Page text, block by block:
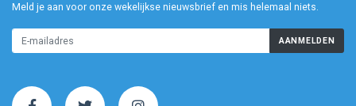
Meld je aan voor onze wekelijkse nieuwsbrief en mis helemaal niets.
AANMELDEN